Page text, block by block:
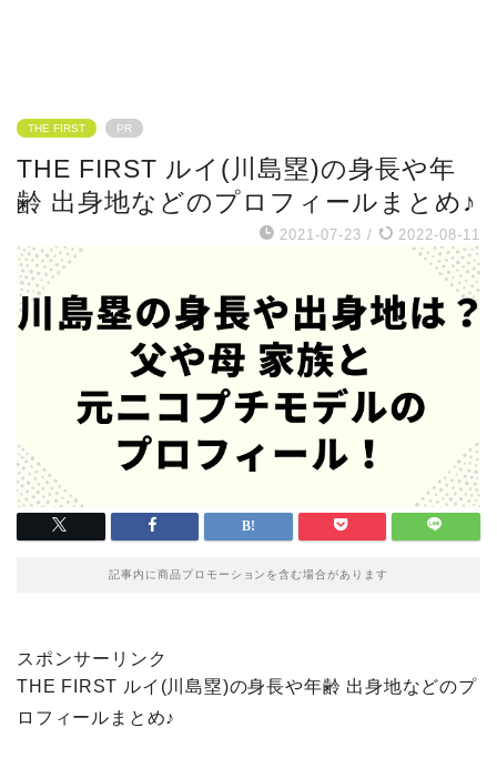
THE FIRST PR
THE FIRST ルイ(川島塁)の身長や年
齢 出身地などのプロフィールまとめ♪
2021-07-23 / 2022-08-11
記事内に商品プロモーションを含む場合があります
スポンサーリンク
THE FIRST ルイ(川島塁)の身長や年齢 出身地などのプ
ロフィールまとめ♪